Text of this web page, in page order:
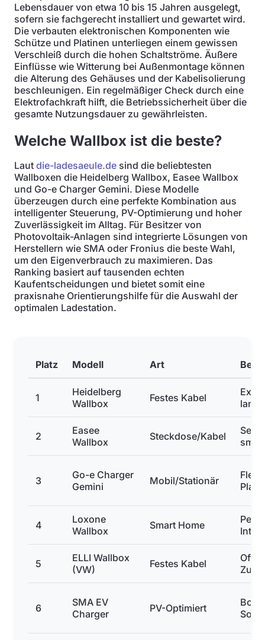
Lebensdauer von etwa 10 bis 15 Jahren ausgelegt,
sofern sie fachgerecht installiert und gewartet wird.
Die verbauten elektronischen Komponenten wie
Schütze und Platinen unterliegen einem gewissen
Verschleiß durch die hohen Schaltströme. Äußere
Einflüsse wie Witterung bei Außenmontage können
die Alterung des Gehäuses und der Kabelisolierung
beschleunigen. Ein regelmäßiger Check durch eine
Elektrofachkraft hilft, die Betriebssicherheit über die
gesamte Nutzungsdauer zu gewährleisten.
Welche Wallbox ist die beste?
Laut die-ladesaeule.de sind die beliebtesten
Wallboxen die Heidelberg Wallbox, Easee Wallbox
und Go-e Charger Gemini. Diese Modelle
überzeugen durch eine perfekte Kombination aus
intelligenter Steuerung, PV-Optimierung und hoher
Zuverlässigkeit im Alltag. Für Besitzer von
Photovoltaik-Anlagen sind integrierte Lösungen von
Herstellern wie SMA oder Fronius die beste Wahl,
um den Eigenverbrauch zu maximieren. Das
Ranking basiert auf tausenden echten
Kaufentscheidungen und bietet somit eine
praxisnahe Orientierungshilfe für die Auswahl der
optimalen Ladestation.
Platz Modell Art
1
Heidelberg
Wallbox
Festes Kabel
2
Easee
Wallbox
Steckdose/Kabel
Sehr
smart
3
Go-e Charger
Gemini
Mobil/Stationär
Play
4
Loxone
Wallbox
Smart Home
5
ELLI Wallbox
(VW)
Festes Kabel
6
SMA EV
Charger
PV-Optimiert